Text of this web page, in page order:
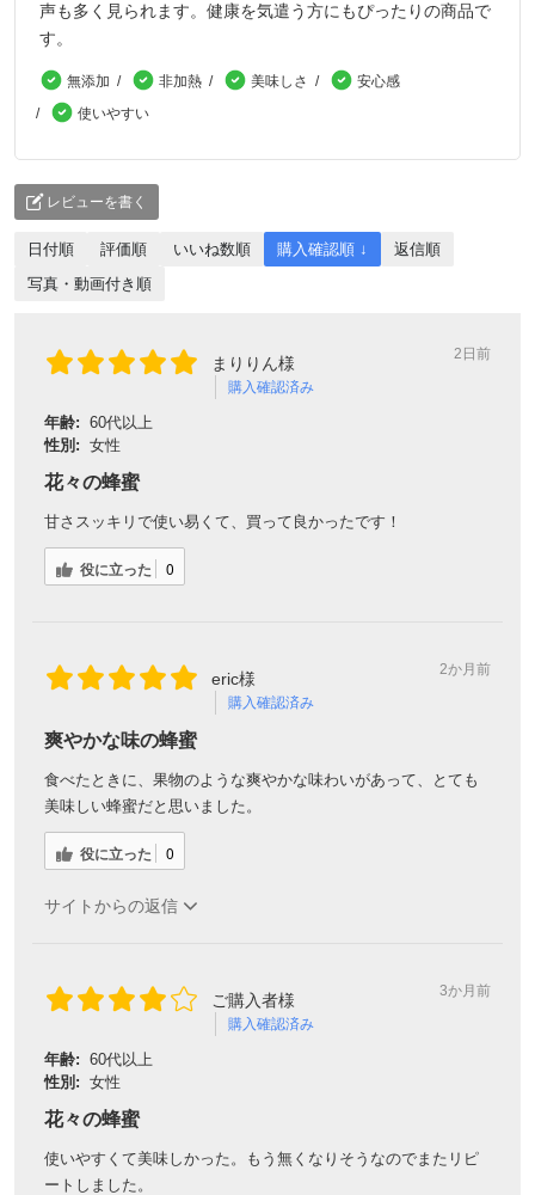
声も多く見られます。健康を気遣う方にもぴったりの商品で
す。
無添加 非加熱 美味しさ
安心感
使いやすい
レビューを書く
日付順 評価順 いいね数順 購入確認順 ↓
返信順
写真・動画付き順
まりりん様
購入確認済み
2日前
年齢: 60代以上
性別: 女性
花々の蜂蜜
甘さスッキリで使い易くて、買って良かったです！
役に立った 0
eric様
購入確認済み
2か月前
爽やかな味の蜂蜜
食べたときに、果物のような爽やかな味わいがあって、とても
美味しい蜂蜜だと思いました。
役に立った 0
サイトからの返信
ご購入者様
購入確認済み
3か月前
年齢: 60代以上
性別: 女性
花々の蜂蜜
使いやすくて美味しかった。もう無くなりそうなのでまたリピ
ートしました。